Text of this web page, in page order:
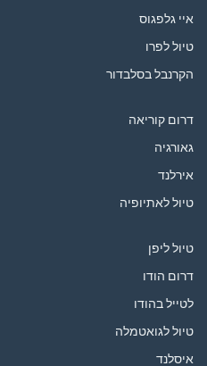
איי גלפגוס
טיול לפרו
הקרנבל בסלבדור
דרום קוריאה
גאורגיה
אירלנד
טיול לאתיופיה
טיול ליפן
דרום הודו
לטייל בהודו
טיול לגואטמלה
איסלנד